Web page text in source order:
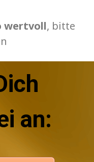
wertvoll, bitte
an: